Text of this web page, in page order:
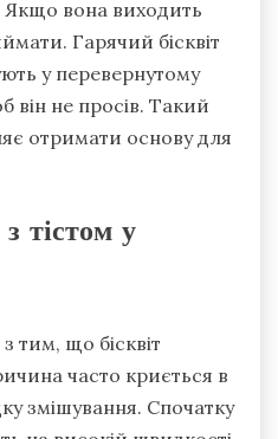
вона виходить
Гарячий бісквіт
у перевернутому
він не просів. Такий
отримати основу для
тістом у
тим, що бісквіт
часто криється в
змішування. Спочатку